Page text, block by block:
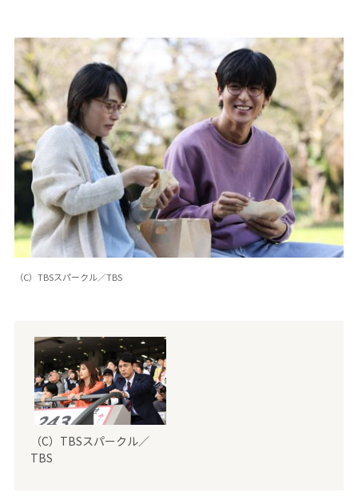
（C）TBSスパークル／TBS
（C）TBSスパークル／
TBS